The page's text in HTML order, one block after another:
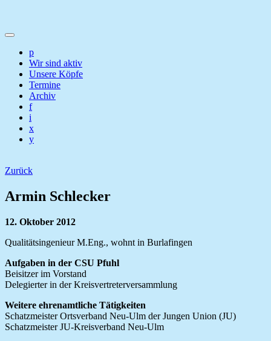
p
Wir sind aktiv
Unsere Köpfe
Termine
Archiv
f
i
x
y
Zurück
Armin Schlecker
12. Oktober 2012
Qualitätsingenieur M.Eng., wohnt in Burlafingen
Aufgaben in der CSU Pfuhl
Beisitzer im Vorstand
Delegierter in der Kreisvertreterversammlung
Weitere ehrenamtliche Tätigkeiten
Schatzmeister Ortsverband Neu-Ulm der Jungen Union (JU)
Schatzmeister JU-Kreisverband Neu-Ulm